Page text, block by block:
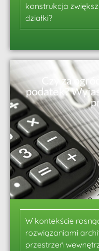
konstrukcja
działki?
Czy za
podatek?
W kontekście
rozwiązaniami
przestrzeń